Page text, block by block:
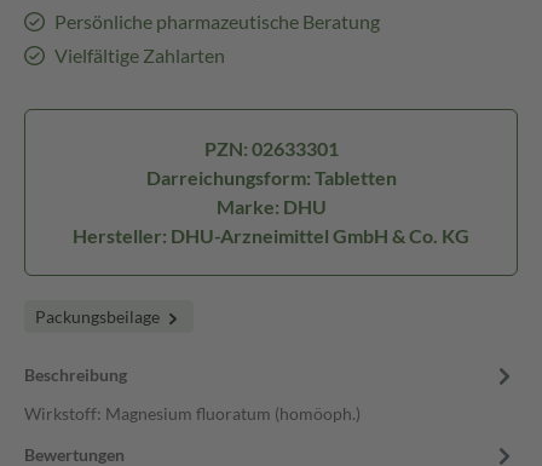
Persönliche pharmazeutische Beratung
Vielfältige Zahlarten
PZN: 02633301
Darreichungsform: Tabletten
Marke: DHU
Hersteller: DHU-Arzneimittel GmbH & Co. KG
Packungsbeilage
Beschreibung
Wirkstoff: Magnesium fluoratum (homöoph.)
Bewertungen